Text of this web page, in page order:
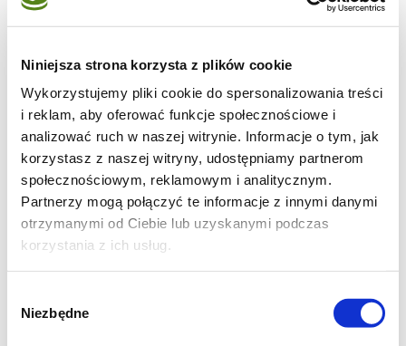
Niniejsza strona korzysta z plików cookie
Wykorzystujemy pliki cookie do spersonalizowania treści
i reklam, aby oferować funkcje społecznościowe i
analizować ruch w naszej witrynie. Informacje o tym, jak
korzystasz z naszej witryny, udostępniamy partnerom
społecznościowym, reklamowym i analitycznym.
Partnerzy mogą połączyć te informacje z innymi danymi
otrzymanymi od Ciebie lub uzyskanymi podczas
korzystania z ich usług.
zgody
Niezbędne
Składniki
mięso:
600 g wieprzowiny pokrojonej w kostkę (
dałam schab)
10 ząbków czosnku